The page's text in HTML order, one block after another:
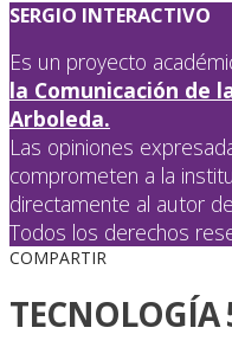
SERGIO INTERACTIVO
Es un proyecto
la Comunicación de
Arboleda.
Las opiniones
comprometen a la
directamente al autor
Todos los derechos
COMPARTIR
TECNOLOGÍA